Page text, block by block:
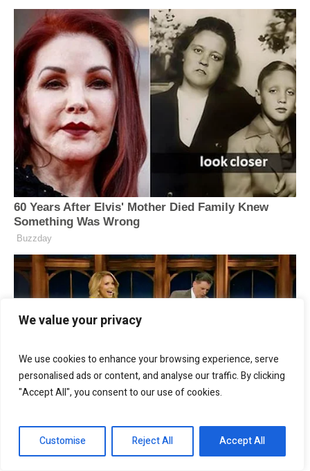
We value your privacy
We use cookies to enhance your browsing experience, serve
personalised ads or content, and analyse our traffic. By clicking
"Accept All", you consent to our use of cookies.
Customise Reject All Accept All